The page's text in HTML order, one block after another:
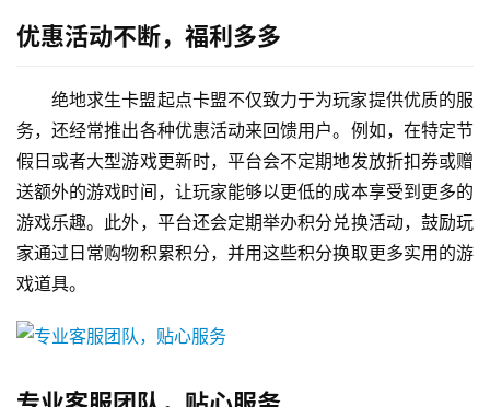
优惠活动不断，福利多多
绝地求生卡盟起点卡盟不仅致力于为玩家提供优质的服
务，还经常推出各种优惠活动来回馈用户。例如，在特定节
假日或者大型游戏更新时，平台会不定期地发放折扣券或赠
送额外的游戏时间，让玩家能够以更低的成本享受到更多的
游戏乐趣。此外，平台还会定期举办积分兑换活动，鼓励玩
家通过日常购物积累积分，并用这些积分换取更多实用的游
戏道具。